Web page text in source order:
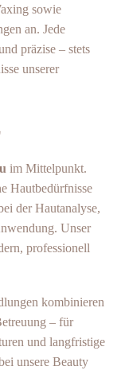
sowie
an. Jede
präzise – stets
unserer
im Mittelpunkt.
Hautbedürfnisse
der Hautanalyse,
Unser
professionell
kombinieren
– für
und langfristige
unsere Beauty